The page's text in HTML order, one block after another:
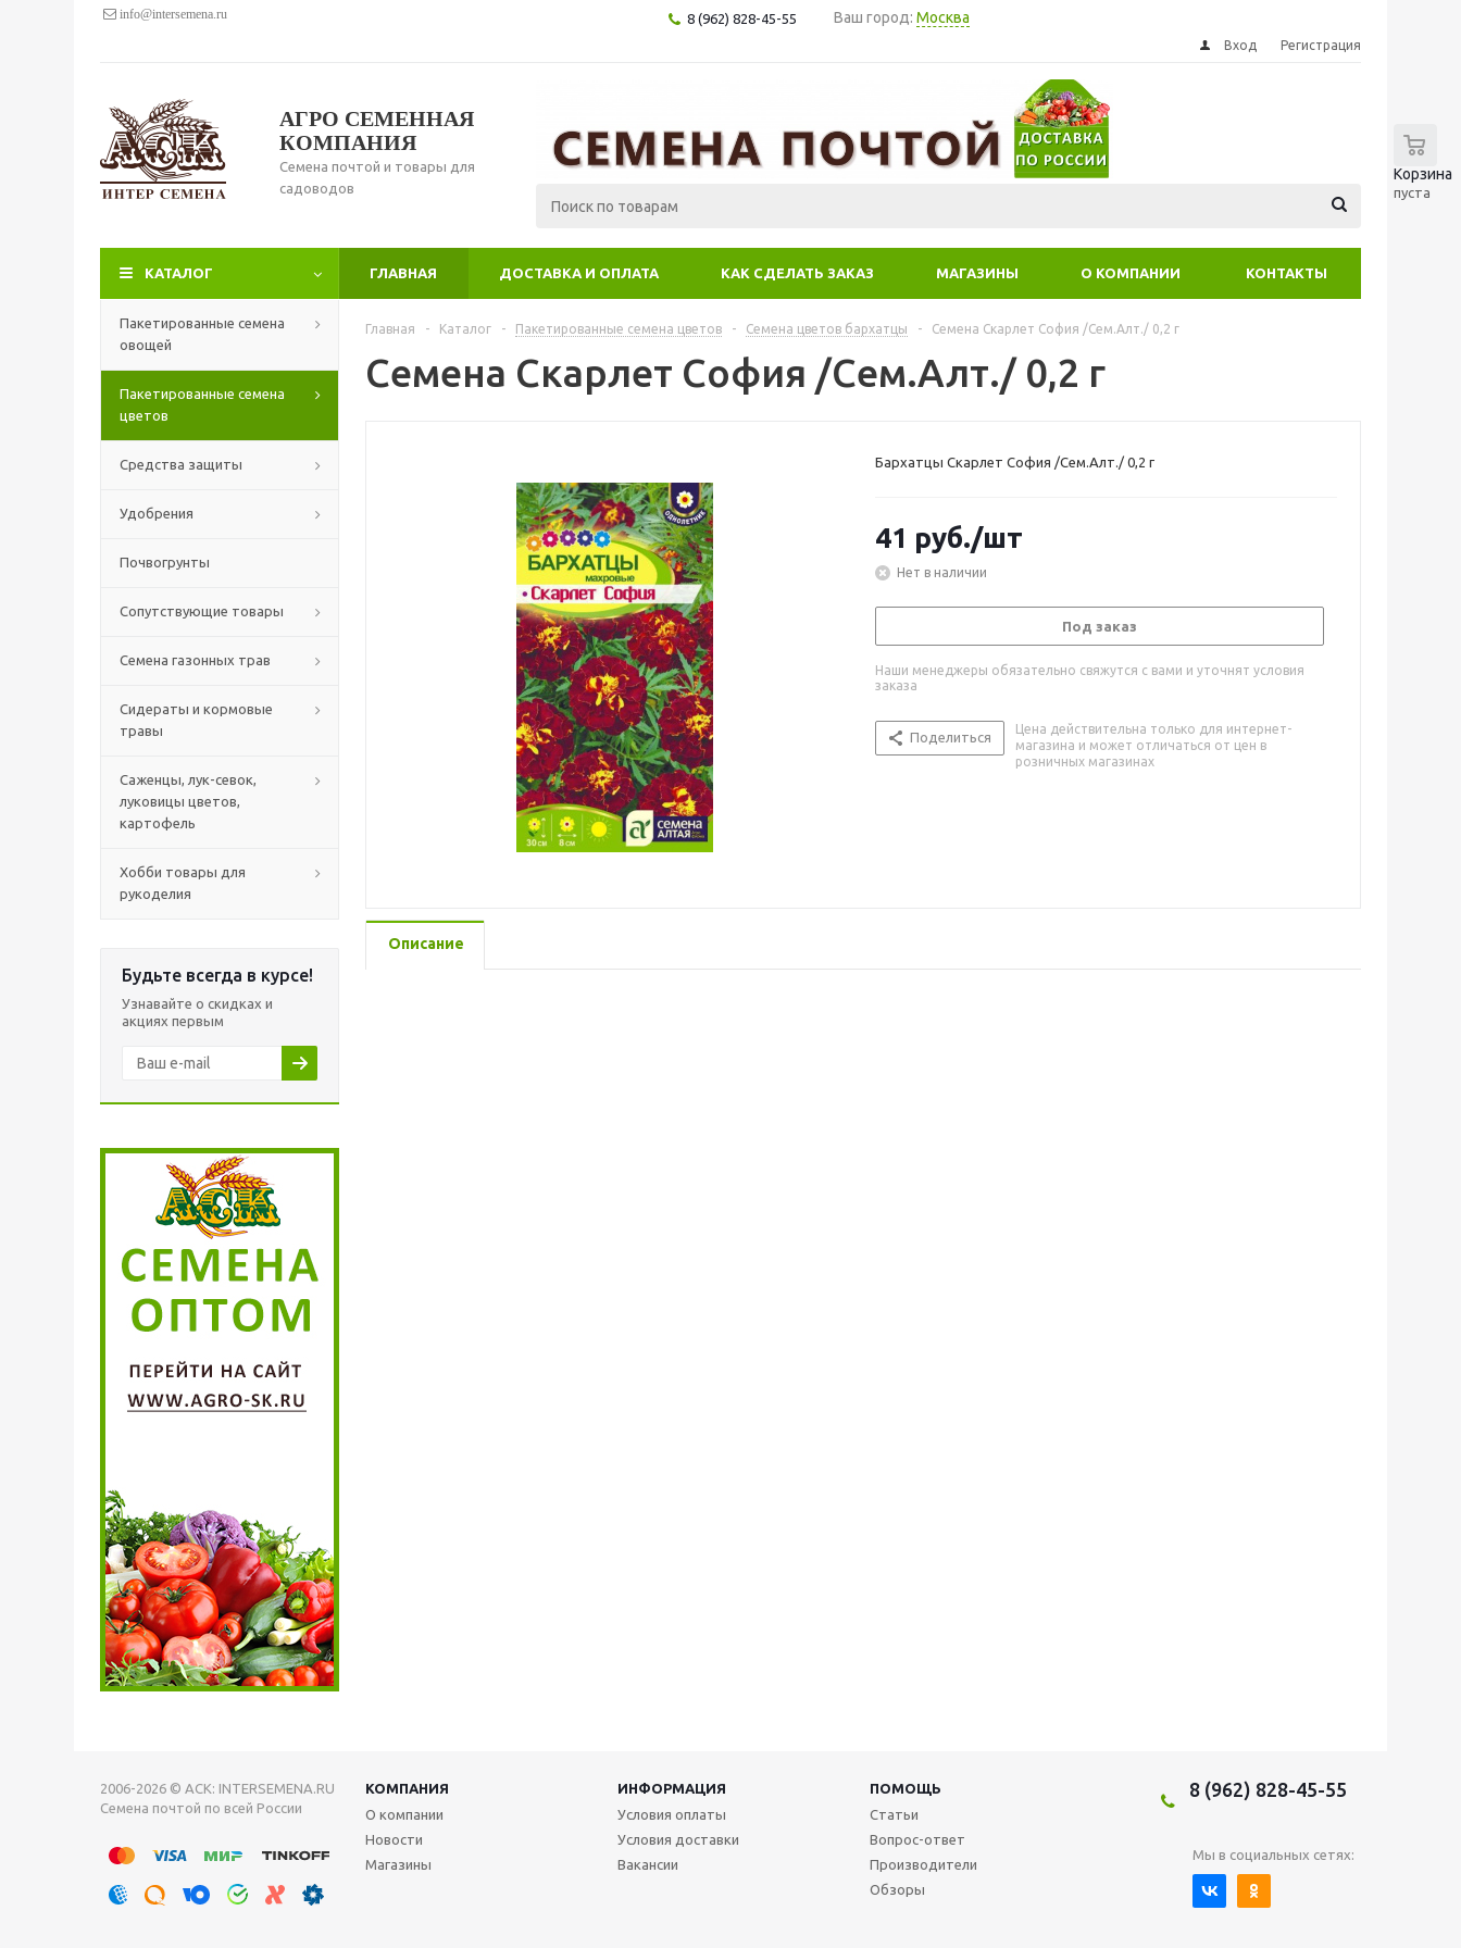
info@intersemena.ru 8 (962) 828-45-55 Ваш город: Москва
Вход Регистрация
АГРО СЕМЕННАЯ
КОМПАНИЯ
Семена почтой и товары для
садоводов
Корзина
пуста
КАТАЛОГ ГЛАВНАЯ ДОСТАВКА И ОПЛАТА КАК СДЕЛАТЬ ЗАКАЗ МАГАЗИНЫ О КОМПАНИИ КОНТАКТЫ
Пакетированные семена
овощей
Пакетированные семена
цветов
Средства защиты
Удобрения
Почвогрунты
Сопутствующие товары
Семена газонных трав
Сидераты и кормовые
травы
Саженцы, лук-севок,
луковицы цветов,
картофель
Хобби товары для
рукоделия
Будьте всегда в курсе!
Узнавайте о скидках и
акциях первым
Главная - Каталог - Пакетированные семена цветов - Семена цветов бархатцы - Семена Скарлет София /Сем.Алт./ 0,2 г
Семена Скарлет София /Сем.Алт./ 0,2 г
Бархатцы Скарлет София /Сем.Алт./ 0,2 г
41 руб./шт
Нет в наличии
Под заказ
Наши менеджеры обязательно свяжутся с вами и уточнят условия
заказа
Поделиться
Цена действительна только для интернет-
магазина и может отличаться от цен в
розничных магазинах
Описание
2006-2026 © АСК: INTERSEMENA.RU
Семена почтой по всей России
КОМПАНИЯ ИНФОРМАЦИЯ
ПОМОЩЬ
О компании
Новости
Магазины
Условия оплаты
Условия доставки
Вакансии
Статьи
Вопрос-ответ
Производители
Обзоры
8 (962) 828-45-55
Мы в социальных сетях: